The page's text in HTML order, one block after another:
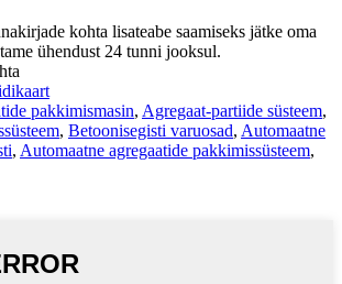
kohta lisateabe saamiseks jätke oma
ühendust 24 tunni jooksul.
pakkimismasin, Agregaat-partiide süsteem,
, Betoonisegisti varuosad, Automaatne
, Automaatne agregaatide pakkimissüsteem,